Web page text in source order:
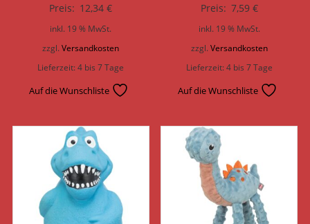
Preis: 12,34€
inkl. 19 % MwSt.
zzgl.Versandkosten
Lieferzeit:4 bis 7 Tage
Auf die Wunschliste
Preis: 7,59 €
inkl. 19 % MwSt.
zzgl. Versandkosten
Lieferzeit:4 bis 7 Tage
Auf die Wunschliste